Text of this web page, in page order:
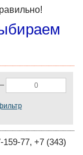
77, +7 (343)